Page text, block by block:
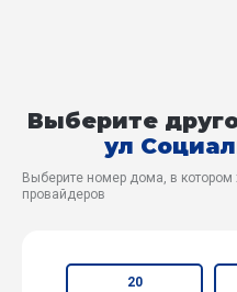
Выберите
ул
Выберите номер дома, в котором
провайдеров
20